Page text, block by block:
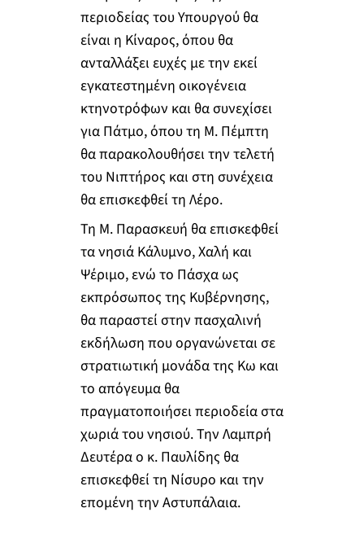
περιοδείας του Υπουργού θα
είναι η Κίναρος, όπου θα
ανταλλάξει ευχές με την εκεί
εγκατεστημένη οικογένεια
κτηνοτρόφων και θα συνεχίσει
για Πάτμο, όπου τη Μ. Πέμπτη
θα παρακολουθήσει την τελετή
του Νιπτήρος και στη συνέχεια
θα επισκεφθεί τη Λέρο.
Τη Μ. Παρασκευή θα επισκεφθεί
τα νησιά Κάλυμνο, Χαλή και
Ψέριμο, ενώ το Πάσχα ως
εκπρόσωπος της Κυβέρνησης,
θα παραστεί στην πασχαλινή
εκδήλωση που οργανώνεται σε
στρατιωτική μονάδα της Κω και
το απόγευμα θα
πραγματοποιήσει περιοδεία στα
χωριά του νησιού. Την Λαμπρή
Δευτέρα ο κ. Παυλίδης θα
επισκεφθεί τη Νίσυρο και την
επομένη την Αστυπάλαια.